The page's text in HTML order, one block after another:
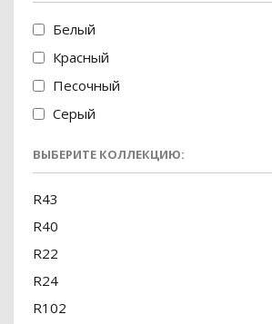
Белый
Красный
Песочный
Серый
ВЫБЕРИТЕ КОЛЛЕКЦИЮ:
R43
R40
R22
R24
R102